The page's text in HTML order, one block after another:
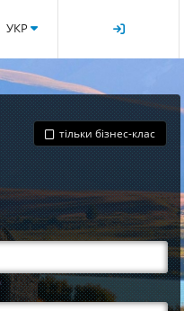
УКР
тільки бізнес-клас